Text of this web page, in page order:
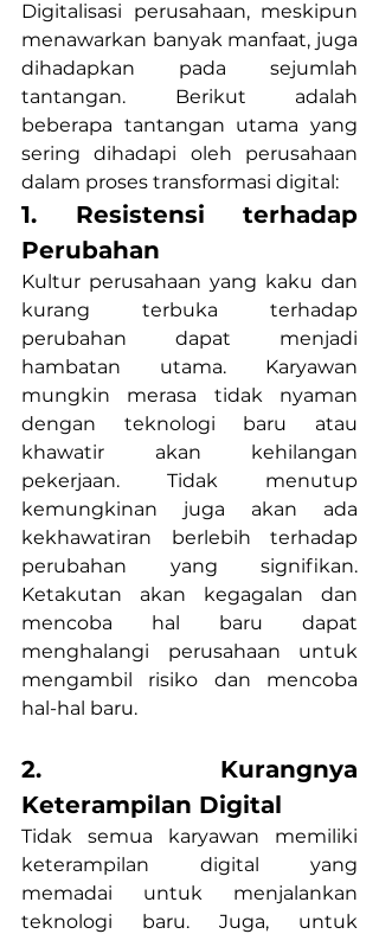
Digitalisasi perusahaan, meskipun
menawarkan banyak manfaat, juga
dihadapkan pada sejumlah
tantangan. Berikut adalah
beberapa tantangan utama yang
sering dihadapi oleh perusahaan
dalam proses transformasi digital:
1. Resistensi terhadap
Perubahan
Kultur perusahaan yang kaku dan
kurang terbuka terhadap
perubahan dapat menjadi
hambatan utama. Karyawan
mungkin merasa tidak nyaman
dengan teknologi baru atau
khawatir akan kehilangan
pekerjaan. Tidak menutup
kemungkinan juga akan ada
kekhawatiran berlebih terhadap
perubahan yang signifikan.
Ketakutan akan kegagalan dan
mencoba hal baru dapat
menghalangi perusahaan untuk
mengambil risiko dan mencoba
hal-hal baru.
2. Kurangnya
Keterampilan Digital
Tidak semua karyawan memiliki
keterampilan digital yang
memadai untuk menjalankan
teknologi baru. Juga, untuk